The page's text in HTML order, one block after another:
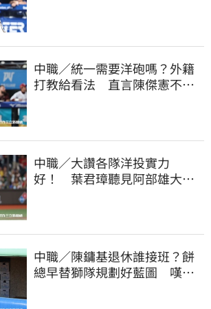
中職／統一需要洋砲嗎？外籍
打教給看法 直言陳傑憲不能
中職／大讚各隊洋投實力
好！ 葉君璋聽見阿部雄大被
中職／陳鏞基退休誰接班？餅
總早替獅隊規劃好藍圖 嘆新